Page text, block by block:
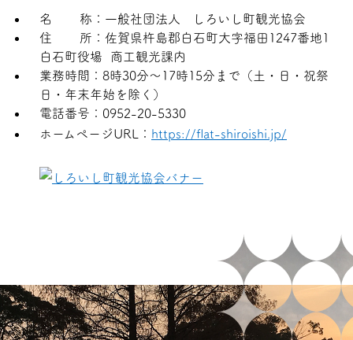
名 称：一般社団法人 しろいし町観光協会
住 所：佐賀県杵島郡白石町大字福田1247番地1
白石町役場 商工観光課内
業務時間：8時30分～17時15分まで（土・日・祝祭
日・年末年始を除く）
電話番号：0952-20-5330
ホームページURL： https://flat-shiroishi.jp/